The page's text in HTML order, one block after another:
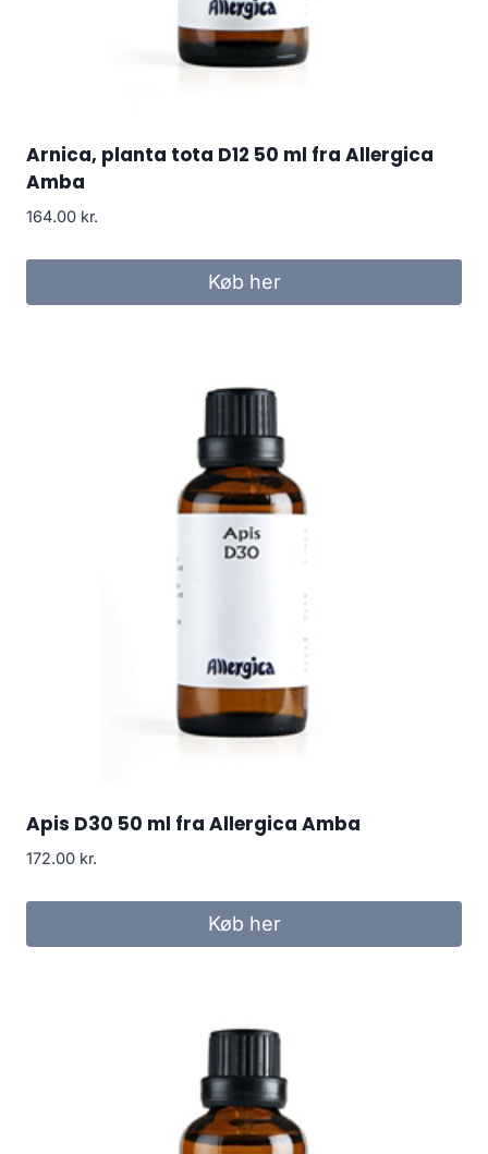
Arnica, planta tota D12 50 ml fra Allergica
Amba
164.00 kr.
Køb her
Apis D30 50 ml fra Allergica Amba
172.00 kr.
Køb her